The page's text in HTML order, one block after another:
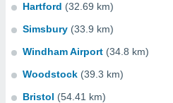
Hartford (32.69 km)
Simsbury (33.9 km)
Windham Airport (34.8 km)
Woodstock (39.3 km)
Bristol (54.41 km)